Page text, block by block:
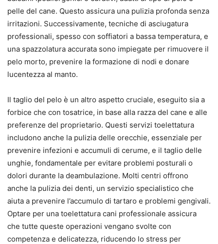
pelle del cane. Questo assicura una pulizia profonda senza
irritazioni. Successivamente, tecniche di asciugatura
professionali, spesso con soffiatori a bassa temperatura, e
una spazzolatura accurata sono impiegate per rimuovere il
pelo morto, prevenire la formazione di nodi e donare
lucentezza al manto.
Il taglio del pelo è un altro aspetto cruciale, eseguito sia a
forbice che con tosatrice, in base alla razza del cane e alle
preferenze del proprietario. Questi servizi toelettatura
includono anche la pulizia delle orecchie, essenziale per
prevenire infezioni e accumuli di cerume, e il taglio delle
unghie, fondamentale per evitare problemi posturali o
dolori durante la deambulazione. Molti centri offrono
anche la pulizia dei denti, un servizio specialistico che
aiuta a prevenire l’accumulo di tartaro e problemi gengivali.
Optare per una toelettatura cani professionale assicura
che tutte queste operazioni vengano svolte con
competenza e delicatezza, riducendo lo stress per